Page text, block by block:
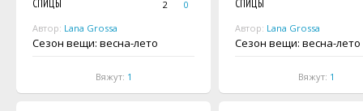
2 0
СПИЦЫ
Автор: Lana Grossa
Сезон вещи: весна-лето
Вяжут: 1
СПИЦЫ
Автор: Lana Grossa
Сезон вещи: весна-лето
Вяжут: 1